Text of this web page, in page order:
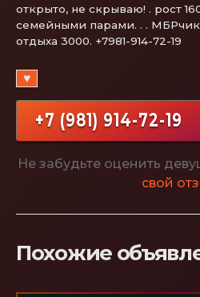
открыто, не скрываю! . рост
семейными парами. . .
отдыха 3000. +7981-914-72-19
♥
+7 (981) 914-72-19
Не забудьте оценить
свой
Похожие